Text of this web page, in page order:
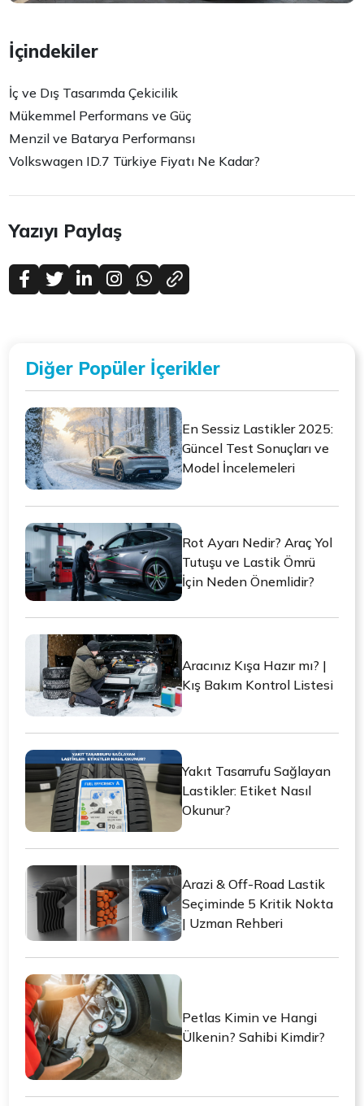
İçindekiler
İç ve Dış Tasarımda Çekicilik
Mükemmel Performans ve Güç
Menzil ve Batarya Performansı
Volkswagen ID.7 Türkiye Fiyatı Ne Kadar?
Yazıyı Paylaş
Diğer Popüler İçerikler
En Sessiz Lastikler 2025:
Güncel Test Sonuçları ve
Model İncelemeleri
Rot Ayarı Nedir? Araç Yol
Tutuşu ve Lastik Ömrü
İçin Neden Önemlidir?
Aracınız Kışa Hazır mı? |
Kış Bakım Kontrol Listesi
Yakıt Tasarrufu Sağlayan
Lastikler: Etiket Nasıl
Okunur?
Arazi & Off-Road Lastik
Seçiminde 5 Kritik Nokta
| Uzman Rehberi
Petlas Kimin ve Hangi
Ülkenin? Sahibi Kimdir?